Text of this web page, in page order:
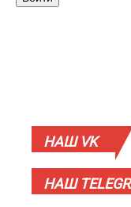
НАШVK
НАШ